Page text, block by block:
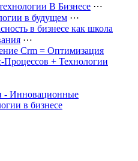
В Бизнесе ⋯
в будущем ⋯
в бизнесе как школа
⋯
Crm = Оптимизация
Процессов + Технологии
- Инновационные
в бизнесе